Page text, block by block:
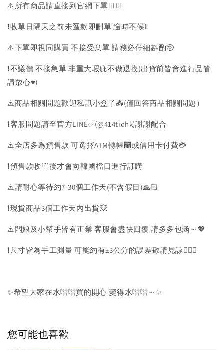
⚠️所有商品請直接到官網下單💁🏻‍♀️
❗️收單日隔天之前未匯款即刪單 逾時不候‼️
⚠️下單即視同購買 不接受棄單 請務必仔細斟酌🥺
❗️不議價 不接急單 非重大瑕疵不做退換(出貨前皆會進行品管
請放心♥️)
⚠️商品相關問題歡迎私訊小盒子📥(僅回答商品相關問題）
❗️客服問題請至官方LINE✅(@414tidhk)謝謝配合
⚠️全店多為預售款 可選擇ATM轉帳🏧或信用卡付費💳
❗️預售款收單後才會向韓國檔口進行訂購
⚠️請耐心等待約7-30個工作天(不含假日)🙏🏻
❗️現貨商品3個工作天內出貨💥
⚠️闆娘及小幫手皆有正業 客服會盡快回覆 請多多包涵～💖
❗️尺寸皆為手工測量 可能約有±3公分的誤差敬請見諒🙇🏻‍♀️
✨希望大家在水噹噹買的開心 變得水噹噹～✨
您可能也喜歡